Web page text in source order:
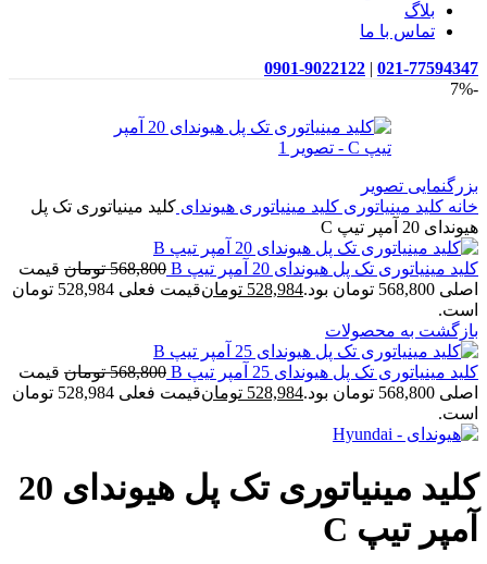
بلاگ
تماس با ما
021-77594347
|
0901-9022122
-7%
بزرگنمایی تصویر
خانه کلید مینیاتوری کلید مینیاتوری هیوندای کلید مینیاتوری تک پل
هیوندای 20 آمپر تیپ C
کلید مینیاتوری تک پل هیوندای 20 آمپر تیپ B 568,800 تومان قیمت
اصلی 568,800 تومان بود.
528,984 تومان
قیمت فعلی 528,984 تومان
است.
بازگشت به محصولات
کلید مینیاتوری تک پل هیوندای 25 آمپر تیپ B 568,800 تومان قیمت
اصلی 568,800 تومان بود.
528,984 تومان
قیمت فعلی 528,984 تومان
است.
کلید مینیاتوری تک پل هیوندای 20
آمپر تیپ C